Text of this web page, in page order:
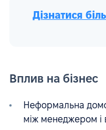
Дізнатися
Вплив на бізнес
Неформальна
між менеджером і